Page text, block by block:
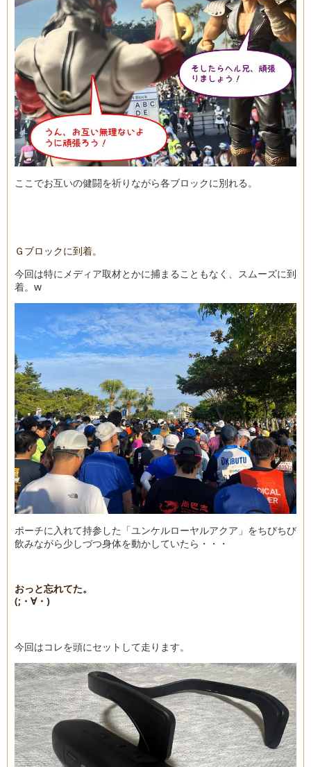
ここでお互いの健闘を祈りながら各ブロックに別れる。
Ｇブロックに到着。
今回は特にメディア取材とかに捕まることもなく、スムーズに到
着。w
ポーチに入れて持参した「ユンケルローヤルアクア」をちびちび
飲みながら少しづつ身体を動かしていたら・・・
おっと忘れてた。
(;・∀・)
今回はコレを頭にセットして走ります。